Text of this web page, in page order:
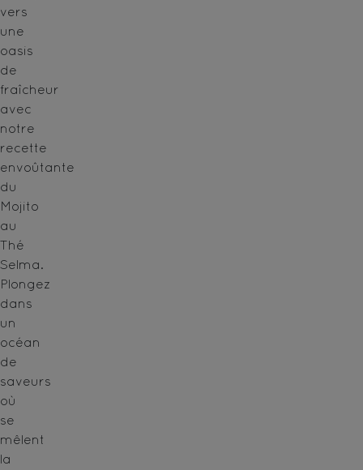
vers
une
oasis
de
fraîcheur
avec
notre
recette
envoûtante
du
Mojito
au
Thé
Selma.
Plongez
dans
un
océan
de
saveurs
où
se
mêlent
la